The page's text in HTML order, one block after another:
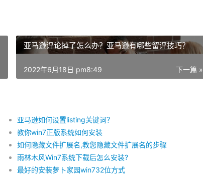
亚马逊评论掉了怎么办？亚马逊有哪些留评技巧？
下一篇 »
2022年6月18日 pm8:49
亚马逊如何设置listing关键词？
教你win7正版系统如何安装
如何隐藏文件扩展名,教您隐藏文件扩展名的步骤
雨林木风Win7系统下载后怎么安装?
最好的安装萝卜家园win732位方式